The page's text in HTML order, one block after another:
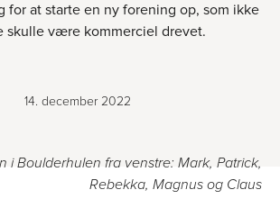
for at starte en ny forening op, som ikke
skulle være kommerciel drevet.
14. december 2022
i Boulderhulen fra venstre: Mark, Patrick,
Rebekka, Magnus og Claus